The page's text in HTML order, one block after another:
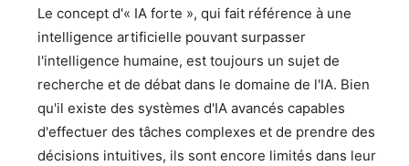
Le concept d'« IA forte », qui fait référence à une
intelligence artificielle pouvant surpasser
l'intelligence humaine, est toujours un sujet de
recherche et de débat dans le domaine de l'IA. Bien
qu'il existe des systèmes d'IA avancés capables
d'effectuer des tâches complexes et de prendre des
décisions intuitives, ils sont encore limités dans leur